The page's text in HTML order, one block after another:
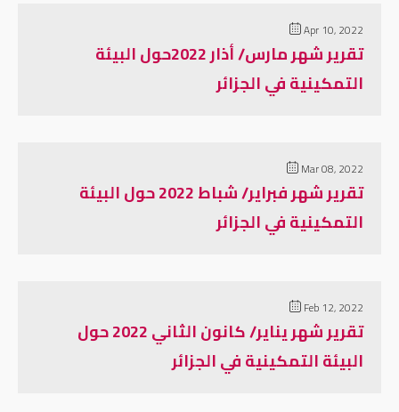
Apr 10, 2022
تقرير شهر مارس/ أذار 2022حول البيئة
التمكينية في الجزائر
Mar 08, 2022
تقرير شهر فبراير/ شباط 2022 حول البيئة
التمكينية في الجزائر
Feb 12, 2022
تقرير شهر يناير/ كانون الثاني 2022 حول
البيئة التمكينية في الجزائر